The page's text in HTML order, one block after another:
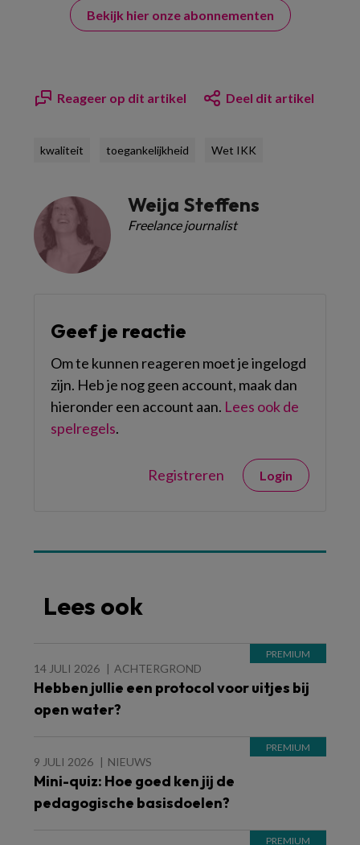
Bekijk hier onze abonnementen
Reageer op dit artikel Deel dit artikel
kwaliteit toegankelijkheid Wet IKK
Weija Steffens
Freelance journalist
Geef je reactie
Om te kunnen reageren moet je ingelogd
zijn. Heb je nog geen account, maak dan
hieronder een account aan. Lees ook de
spelregels.
Registreren Login
Lees ook
14 JULI 2026 ACHTERGROND
Hebben jullie een protocol voor uitjes bij
open water?
9 JULI 2026 NIEUWS
Mini-quiz: Hoe goed ken jij de
pedagogische basisdoelen?